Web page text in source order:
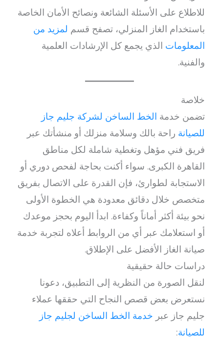
للاطلاع على الأسئلة الشائعة ونصائح الأمان الخاصة
باستخدام الغاز المنزلي، تصفح قسم لمزيد من
المعلومات الذي يجمع كل الإرشادات العلمية
والفنية.
خلاصة
تضمن خدمة الخط الساخن لشركة جليم جاز
للصيانة راحة بالك وسلامة منزلك أو منشأتك عبر
فريق فني مؤهل وتغطية شاملة لكل مناطق
القاهرة الكبرى. سواء أكنت بحاجة لفحص دوري أو
الاستجابة لطوارئ، فإن القدرة على الاتصال بفريق
متخصص خلال دقائق معدودة هي الخطوة الأولى
نحو بيئة أكثر أماناً وكفاءة. ابدأ اليوم بحجز موعدك
أو استعلامك عبر أي من الروابط أعلاه لتجربة خدمة
صيانة الغاز الأفضل على الإطلاق.
دراسات حالة حقيقية
لنقل الصورة من النظرية إلى التطبيق، دعونا
نستعرض بعض قصص النجاح التي حققها عملاء
جليم جاز عبر خدمة الخط الساخن لجليم جاز
للصيانة: